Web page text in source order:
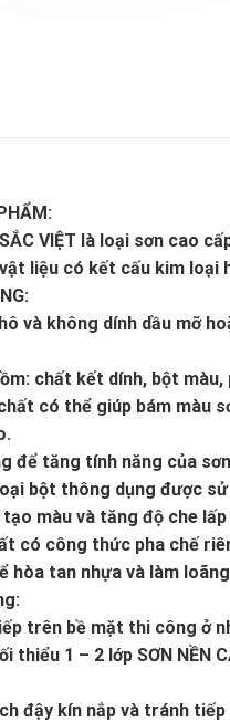
SẮC VIỆT là loại sơn cao
liệu có kết cấu kim loại
và không dính dầu mỡ
chất kết dính, bột
có thể giúp bám màu
để tăng tính năng của
bột thông dụng được
màu và tăng độ che
có công thức pha chế
hòa tan nhựa và làm
trên bề mặt thi công ở
thiểu 1 – 2 lớp SƠN NỀN
đậy kín nắp và tránh